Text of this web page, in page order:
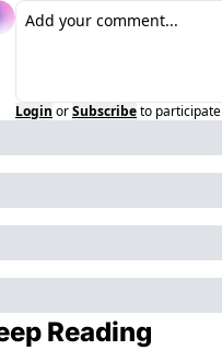
Login orSubscribeto participate
Reading